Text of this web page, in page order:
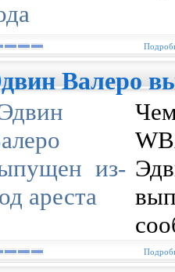
Валеро